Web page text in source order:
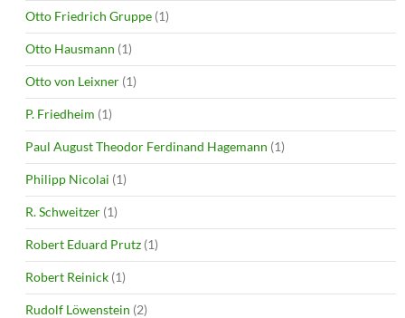
Otto Friedrich Gruppe (1)
Otto Hausmann (1)
Otto von Leixner (1)
P. Friedheim (1)
Paul August Theodor Ferdinand Hagemann (1)
Philipp Nicolai (1)
R. Schweitzer (1)
Robert Eduard Prutz (1)
Robert Reinick (1)
Rudolf Löwenstein (2)